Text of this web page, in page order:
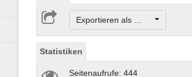
Exportieren als ...
Statistiken
Seitenaufrufe: 444